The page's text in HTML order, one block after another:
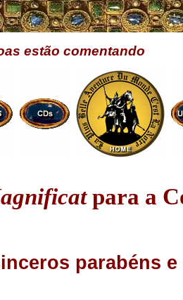
estão comentando
para a
parabéns